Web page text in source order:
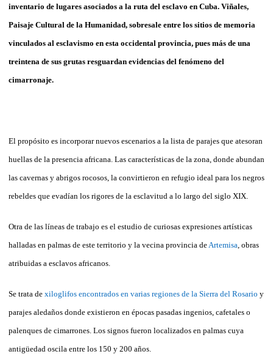
inventario de lugares asociados a la ruta del esclavo en Cuba. Viñales,
Paisaje Cultural de la Humanidad, sobresale entre los sitios de memoria
vinculados al esclavismo en esta occidental provincia, pues más de una
treintena de sus grutas resguardan evidencias del fenómeno del
cimarronaje.
El propósito es incorporar nuevos escenarios a la lista de parajes que atesoran
huellas de la presencia africana. Las características de la zona, donde abundan
las cavernas y abrigos rocosos, la convirtieron en refugio ideal para los negros
rebeldes que evadían los rigores de la esclavitud a lo largo del siglo XIX.
Otra de las líneas de trabajo es el estudio de curiosas expresiones artísticas
halladas en palmas de este territorio y la vecina provincia de Artemisa , obras
atribuidas a esclavos africanos.
Se trata de xiloglifos encontrados en varias regiones de la Sierra del Rosario y
parajes aledaños donde existieron en épocas pasadas ingenios, cafetales o
palenques de cimarrones. Los signos fueron localizados en palmas cuya
antigüedad oscila entre los 150 y 200 años.